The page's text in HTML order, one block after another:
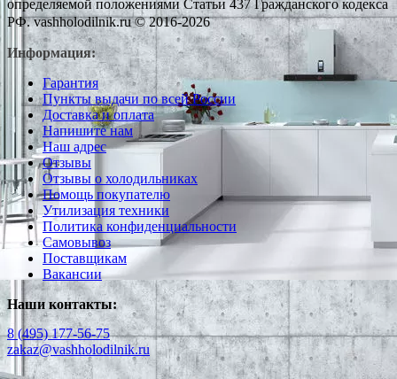
определяемой положениями Статьи 437 Гражданского кодекса
РФ. vashholodilnik.ru © 2016-2026
Информация:
Гарантия
Пункты выдачи по всей России
Доставка и оплата
Напишите нам
Наш адрес
Отзывы
Отзывы о холодильниках
Помощь покупателю
Утилизация техники
Политика конфиденциальности
Самовывоз
Поставщикам
Вакансии
Наши контакты:
8 (495) 177-56-75
zakaz@vashholodilnik.ru